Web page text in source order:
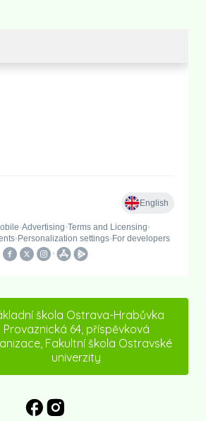
škola Ostrava-Hrabůvka
Provaznická 64, příspěvková
Fakultní škola Ostravské
univerzity